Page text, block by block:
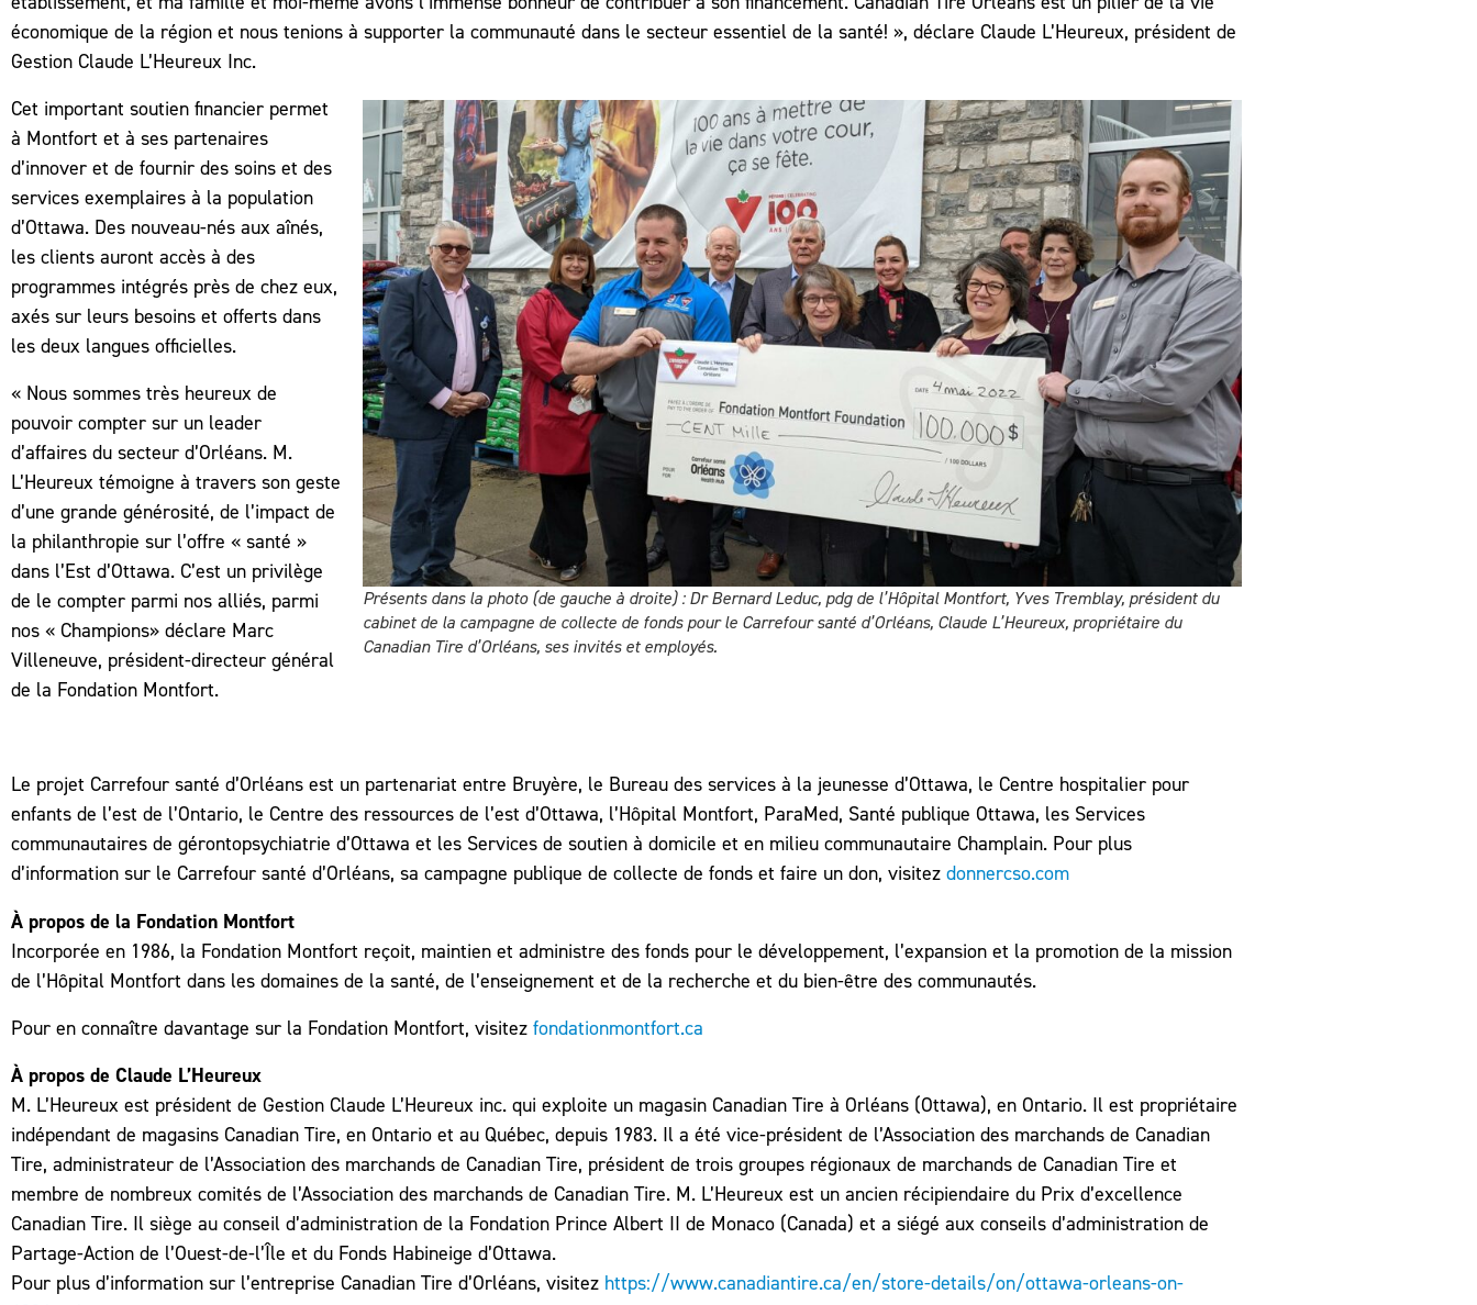
économique de la région et nous tenions à supporter la communauté dans le secteur essentiel de la santé! », déclare Claude L’Heureux, président de
Gestion Claude L’Heureux Inc.
Présents dans la photo (de gauche à droite) : Dr Bernard Leduc, pdg de l’Hôpital Montfort, Yves Tremblay, président du
cabinet de la campagne de collecte de fonds pour le Carrefour santé d’Orléans, Claude L’Heureux, propriétaire du
Canadian Tire d’Orléans, ses invités et employés.
Cet important soutien financier permet
à Montfort et à ses partenaires
d’innover et de fournir des soins et des
services exemplaires à la population
d’Ottawa. Des nouveau-nés aux aînés,
les clients auront accès à des
programmes intégrés près de chez eux,
axés sur leurs besoins et offerts dans
les deux langues officielles.
« Nous sommes très heureux de
pouvoir compter sur un leader
d’affaires du secteur d’Orléans. M.
L’Heureux témoigne à travers son geste
d’une grande générosité, de l’impact de
la philanthropie sur l’offre « santé »
dans l’Est d’Ottawa. C’est un privilège
de le compter parmi nos alliés, parmi
nos « Champions» déclare Marc
Villeneuve, président-directeur général
de la Fondation Montfort.
Le projet Carrefour santé d’Orléans est un partenariat entre Bruyère, le Bureau des services à la jeunesse d’Ottawa, le Centre hospitalier pour
enfants de l’est de l’Ontario, le Centre des ressources de l’est d’Ottawa, l’Hôpital Montfort, ParaMed, Santé publique Ottawa, les Services
communautaires de gérontopsychiatrie d’Ottawa et les Services de soutien à domicile et en milieu communautaire Champlain. Pour plus
d’information sur le Carrefour santé d’Orléans, sa campagne publique de collecte de fonds et faire un don, visitez donnercso.com
À propos de la Fondation Montfort
Incorporée en 1986, la Fondation Montfort reçoit, maintien et administre des fonds pour le développement, l’expansion et la promotion de la mission
de l’Hôpital Montfort dans les domaines de la santé, de l’enseignement et de la recherche et du bien-être des communautés.
Pour en connaître davantage sur la Fondation Montfort, visitez fondationmontfort.ca
À propos de Claude L’Heureux
M. L’Heureux est président de Gestion Claude L’Heureux inc. qui exploite un magasin Canadian Tire à Orléans (Ottawa), en Ontario. Il est propriétaire
indépendant de magasins Canadian Tire, en Ontario et au Québec, depuis 1983. Il a été vice-président de l’Association des marchands de Canadian
Tire, administrateur de l’Association des marchands de Canadian Tire, président de trois groupes régionaux de marchands de Canadian Tire et
membre de nombreux comités de l’Association des marchands de Canadian Tire. M. L’Heureux est un ancien récipiendaire du Prix d’excellence
Canadian Tire. Il siège au conseil d’administration de la Fondation Prince Albert II de Monaco (Canada) et a siégé aux conseils d’administration de
Partage-Action de l’Ouest-de-l’Île et du Fonds Habineige d’Ottawa.
Pour plus d’information sur l’entreprise Canadian Tire d’Orléans, visitez https://www.canadiantire.ca/en/store-details/on/ottawa-orleans-on-